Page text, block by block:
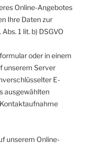
Online-Angebotes
Ihre Daten zur
1 lit. b) DSGVO
oder in einem
unserem Server
E-
ausgewählten
unserem Online-